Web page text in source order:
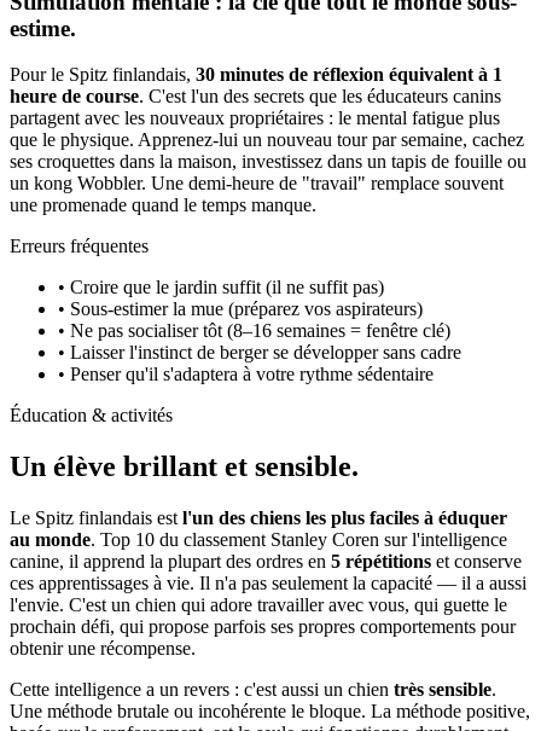
estime.
Pour le Spitz finlandais, 30 minutes de réflexion équivalent à 1
heure de course. C'est l'un des secrets que les éducateurs canins
partagent avec les nouveaux propriétaires : le mental fatigue plus
que le physique. Apprenez-lui un nouveau tour par semaine, cachez
ses croquettes dans la maison, investissez dans un tapis de fouille ou
un kong Wobbler. Une demi-heure de "travail" remplace souvent
une promenade quand le temps manque.
Erreurs fréquentes
• Croire que le jardin suffit (il ne suffit pas)
• Sous-estimer la mue (préparez vos aspirateurs)
• Ne pas socialiser tôt (8–16 semaines = fenêtre clé)
• Laisser l'instinct de berger se développer sans cadre
• Penser qu'il s'adaptera à votre rythme sédentaire
Éducation & activités
Un élève brillant et sensible.
Le Spitz finlandais est l'un des chiens les plus faciles à éduquer
au monde. Top 10 du classement Stanley Coren sur l'intelligence
canine, il apprend la plupart des ordres en 5 répétitions et conserve
ces apprentissages à vie. Il n'a pas seulement la capacité — il a aussi
l'envie. C'est un chien qui adore travailler avec vous, qui guette le
prochain défi, qui propose parfois ses propres comportements pour
obtenir une récompense.
Cette intelligence a un revers : c'est aussi un chien très sensible.
Une méthode brutale ou incohérente le bloque. La méthode positive,